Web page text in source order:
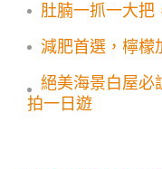
肚腩一抓一大把
減肥首選，檸檬
絕美海景白屋必
拍一日遊